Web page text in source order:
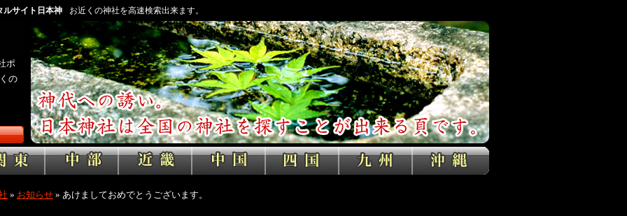
ルサイト日本神 お近くの神社を高速検索出来ます。
ポ
の
» お知らせ » あけましておめでとうございます。